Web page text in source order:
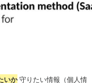
いか守りたい情報（個人情